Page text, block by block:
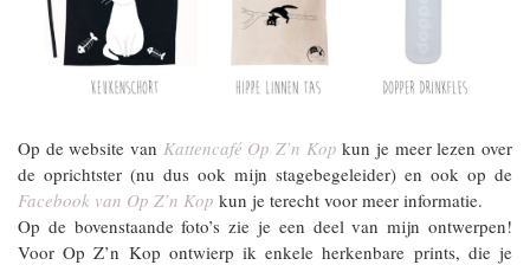
Op de website van Kattencafé Op Z’n Kopkun je meer lezen over
de oprichtster (nu dus ook mijn stagebegeleider) en ook op de
Facebook van Op Z’n Kop kun je terecht voor meer informatie.
Op de bovenstaande foto’s zie je een deel van mijn ontwerpen!
Voor Op Z’n Kop ontwierp ik enkele herkenbare prints, die je